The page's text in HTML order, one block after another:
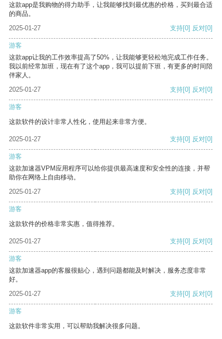
这款app是我购物的得力助手，让我能够找到最优惠的价格，买到最合适
的商品。
2025-01-27
支持[0] 反对[0]
游客
这款app让我的工作效率提高了50%，让我能够更轻松地完成工作任务。
我以前经常加班，现在有了这个app，我可以提前下班，有更多的时间陪
伴家人。
2025-01-27
支持[0] 反对[0]
游客
这款软件的设计非常人性化，使用起来非常方便。
2025-01-27 支持[0] 反对[0]
游客
这款加速器VPM应用程序可以给你提供最高速度和安全性的连接，并帮
助你在网络上自由移动。
2025-01-27
支持[0] 反对[0]
游客
这款软件的价格非常实惠，值得推荐。
2025-01-27 支持[0] 反对[0]
游客
这款加速器app的客服很贴心，遇到问题都能及时解决，服务态度非常
好。
2025-01-27
支持[0] 反对[0]
游客
这款软件非常实用，可以帮助我解决很多问题。